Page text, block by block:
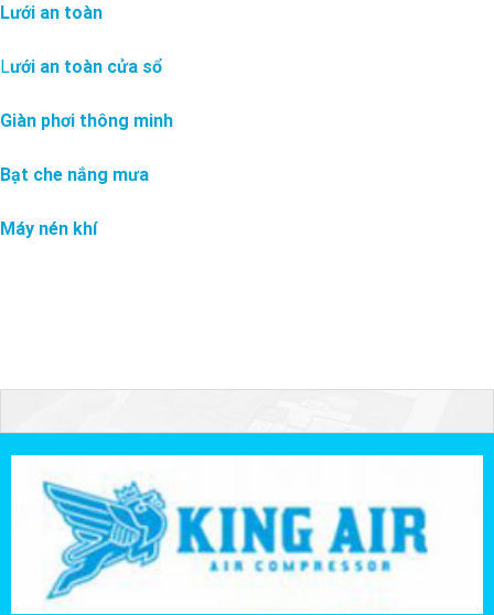
Lưới an toàn
Lưới an toàn cửa sổ
Giàn phơi thông minh
Bạt che nắng mưa
Máy nén khí